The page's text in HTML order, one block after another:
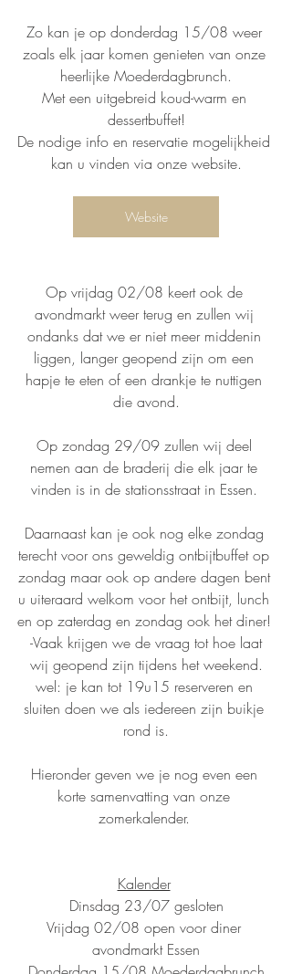
Zo kan je op donderdag 15/08 weer
zoals elk jaar komen genieten van onze
heerlijke Moederdagbrunch.
Met een uitgebreid koud-warm en
dessertbuffet!
De nodige info en reservatie mogelijkheid
kan u vinden via onze website.
Website
Op vrijdag 02/08 keert ook de
avondmarkt weer terug en zullen wij
ondanks dat we er niet meer middenin
liggen, langer geopend zijn om een
hapje te eten of een drankje te nuttigen
die avond.
Op zondag 29/09 zullen wij deel
nemen aan de braderij die elk jaar te
vinden is in de stationsstraat in Essen.
Daarnaast kan je ook nog elke zondag
terecht voor ons geweldig ontbijtbuffet op
zondag maar ook op andere dagen bent
u uiteraard welkom voor het ontbijt, lunch
en op zaterdag en zondag ook het diner!
wij geopend zijn tijdens het weekend.
wel: je kan tot 19u15 reserveren en
sluiten doen we als iedereen zijn buikje
rond is.
Hieronder geven we je nog even een
korte samenvatting van onze
zomerkalender.
Kalender
Dinsdag 23/07 gesloten
Vrijdag 02/08 open voor diner
avondmarkt Essen